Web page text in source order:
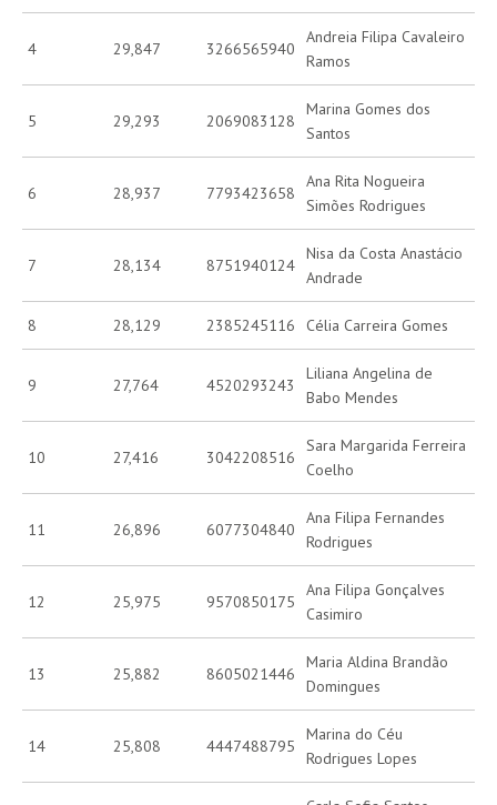
4 29,847 3266565940
Andreia Filipa Cavaleiro
Ramos
5 29,293 2069083128
Marina Gomes dos
Santos
6 28,937 7793423658
Ana Rita Nogueira
Simões Rodrigues
7 28,134 8751940124
Nisa da Costa Anastácio
Andrade
8 28,129 2385245116 Célia Carreira Gomes
9 27,764 4520293243
Liliana Angelina de
Babo Mendes
10 27,416 3042208516
Sara Margarida Ferreira
Coelho
11 26,896 6077304840
Ana Filipa Fernandes
Rodrigues
12 25,975 9570850175
Ana Filipa Gonçalves
Casimiro
13 25,882 8605021446
Maria Aldina Brandão
Domingues
14 25,808 4447488795
Marina do Céu
Rodrigues Lopes